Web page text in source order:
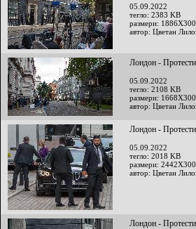
05.09.2022
тегло: 2383 KB
размери:
автор: Цветан
Лондон -
05.09.2022
тегло: 2108 KB
размери:
автор: Цветан
Лондон -
05.09.2022
тегло: 2018 KB
размери:
автор: Цветан
Лондон -